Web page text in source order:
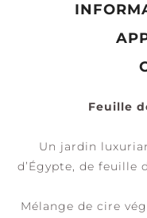
Feuille
Un jardin
d’Égypte, de feuille
Mélange de cire